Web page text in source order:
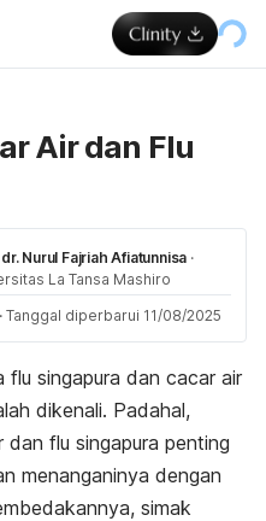
Air dan Flu
dr. Nurul Fajriah Afiatunnisa ·
La Tansa Mashiro
· Tanggal diperbarui 11/08/2025
flu singapura dan cacar air
dikenali. Padahal,
flu singapura penting
menanganinya dengan
simak